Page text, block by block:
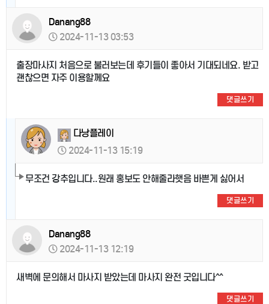
Danang88
2024-11-13 03:53
출장마사지 처음으로 불러보는데 후기들이 좋아서 기대되네요. 받고
괜찮으면 자주 이용할께요
댓글쓰기
다낭플레이
2024-11-13 15:19
무조건 강추입니다..원래 홍보도 안해줄라햇음 바쁜게 싫어서
댓글쓰기
Danang88
2024-11-13 12:19
새벽에 문의해서 마사지 받았는데 마사지 완전 굿입니다^^
댓글쓰기